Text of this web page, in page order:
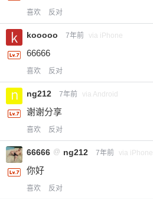
喜欢 反对
kooooo 7年前 via iPhone
66666
喜欢 反对
ng212 7年前 via Android
谢谢分享
喜欢 反对
66666 @ ng212 7年前 via iPhone
你好
喜欢 反对